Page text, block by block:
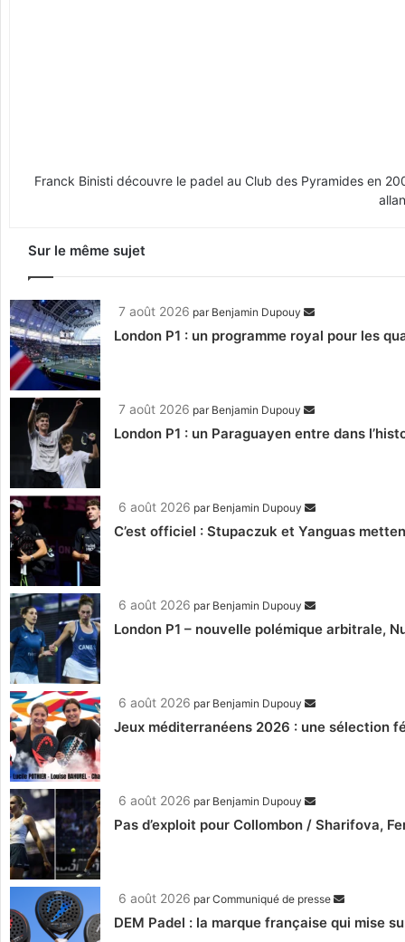
Franck Binisti découvre le padel au Club des Pyramides en
Sur le même sujet
7 août 2026 par Benjamin Dupouy
London P1 : un programme royal pour les
7 août 2026 par Benjamin Dupouy
London P1 : un Paraguayen entre dans
6 août 2026 par Benjamin Dupouy
C’est officiel : Stupaczuk et Yanguas
6 août 2026 par Benjamin Dupouy
London P1 – nouvelle polémique arbitrale,
6 août 2026 par Benjamin Dupouy
Jeux méditerranéens 2026 : une sélection
6 août 2026 par Benjamin Dupouy
Pas d’exploit pour Collombon / Sharifova,
6 août 2026 parCommuniqué de presse
DEM Padel : la marque française qui mise